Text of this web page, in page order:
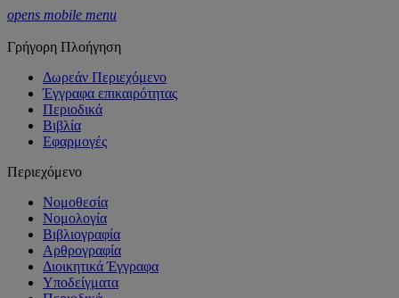
opens mobile menu
Γρήγορη Πλοήγηση
Δωρεάν Περιεχόμενο
Έγγραφα επικαιρότητας
Περιοδικά
Βιβλία
Εφαρμογές
Περιεχόμενο
Νομοθεσία
Νομολογία
Βιβλιογραφία
Αρθρογραφία
Διοικητικά Έγγραφα
Υποδείγματα